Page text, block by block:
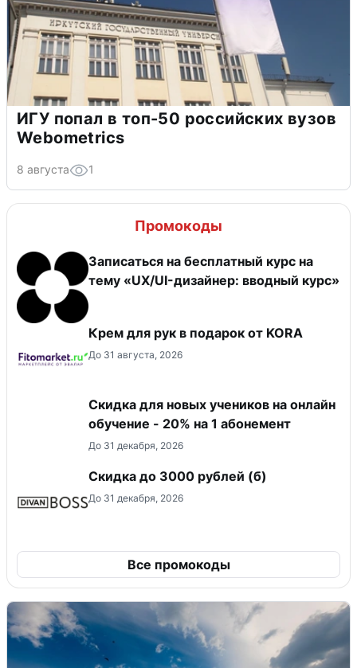
ИГУ попал в топ-50 российских вузов
Webometrics
8 августа 1
Промокоды
Записаться на бесплатный курс на
тему «UX/UI-дизайнер: вводный курс»
Крем для рук в подарок от KORA
До 31 августа, 2026
Скидка для новых учеников на онлайн
обучение - 20% на 1 абонемент
До 31 декабря, 2026
Скидка до 3000 рублей (б)
До 31 декабря, 2026
Все промокоды